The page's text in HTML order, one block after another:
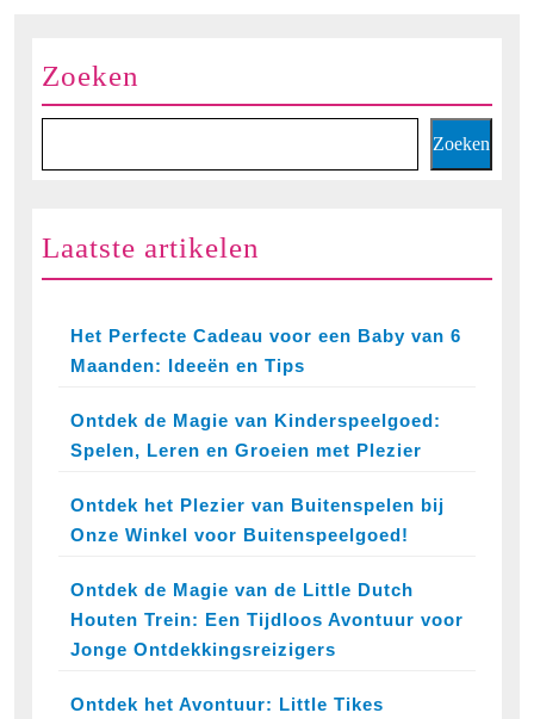
Zoeken
Zoeken
Laatste artikelen
Het Perfecte Cadeau voor een Baby van 6
Maanden: Ideeën en Tips
Ontdek de Magie van Kinderspeelgoed:
Spelen, Leren en Groeien met Plezier
Ontdek het Plezier van Buitenspelen bij
Onze Winkel voor Buitenspeelgoed!
Ontdek de Magie van de Little Dutch
Houten Trein: Een Tijdloos Avontuur voor
Jonge Ontdekkingsreizigers
Ontdek het Avontuur: Little Tikes